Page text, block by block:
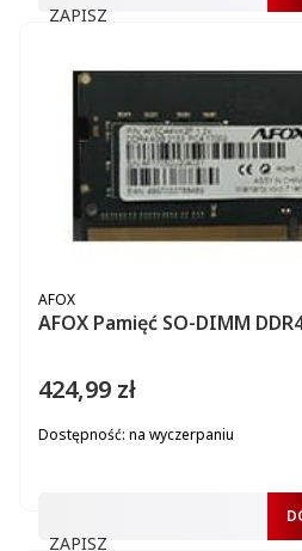
ZAPISZ
AFOX Pamięć SO-DIMM
PRODUCENT
AFOX
Cena
424,99 zł
Dostępność: na wyczerpaniu
ZAPISZ